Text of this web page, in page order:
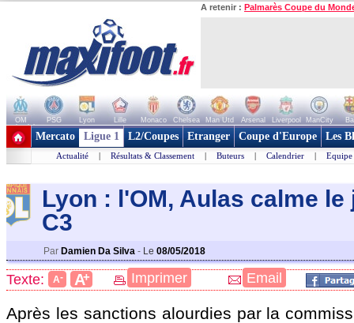
A retenir : Palmarès Coupe du
OM PSG Lyon Lille Monaco Chelsea Man Utd Arsenal Liverpool ManCity
+ de clubs
Mercato Ligue 1 L2/Coupes Etranger Coupe d'Europe Les
Actualité | Résultats & Classement | Buteurs | Calendrier | Equipe
Lyon : l'OM, Aulas calme le
C3
Par Damien Da Silva - Le 08/05/2018
Texte: A- A+ Imprimer Email
Après les sanctions alourdies par la